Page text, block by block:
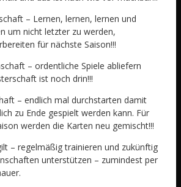
– Lernen, lernen, lernen und
um nicht letzter zu werden,
für nächste Saison!!!
– ordentliche Spiele abliefern
ist noch drin!!!
– endlich mal durchstarten damit
zu Ende gespielt werden kann. Für
werden die Karten neu gemischt!!!
– regelmäßig trainieren und zukünftig
unterstützen – zumindest per